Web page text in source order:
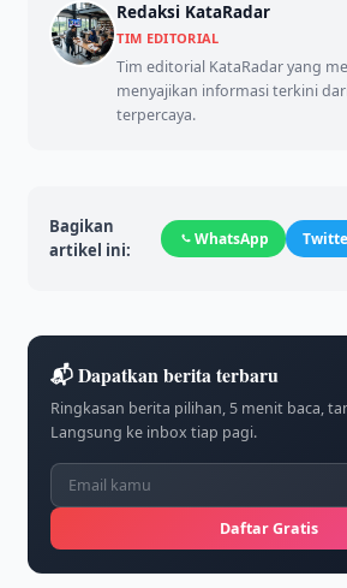
Redaksi KataRadar
TIM EDITORIAL
Tim editorial KataRadar yang
menyajikan informasi terkini
terpercaya.
Bagikan
artikel ini:
WhatsApp
📬 Dapatkan berita terbaru
Ringkasan berita pilihan, 5 menit baca,
Langsung ke inbox tiap pagi.
Daftar Gratis